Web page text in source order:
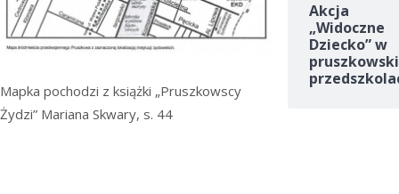
Mapka pochodzi z książki „Pruszkowscy
Żydzi” Mariana Skwary, s. 44
Akcja
„Widoczne
Dziecko” w